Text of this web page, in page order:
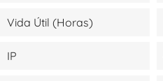
Vida Útil (Horas)
IP